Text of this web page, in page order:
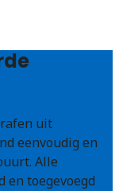
uit
eenvoudig en
Alle
en toegevoegd